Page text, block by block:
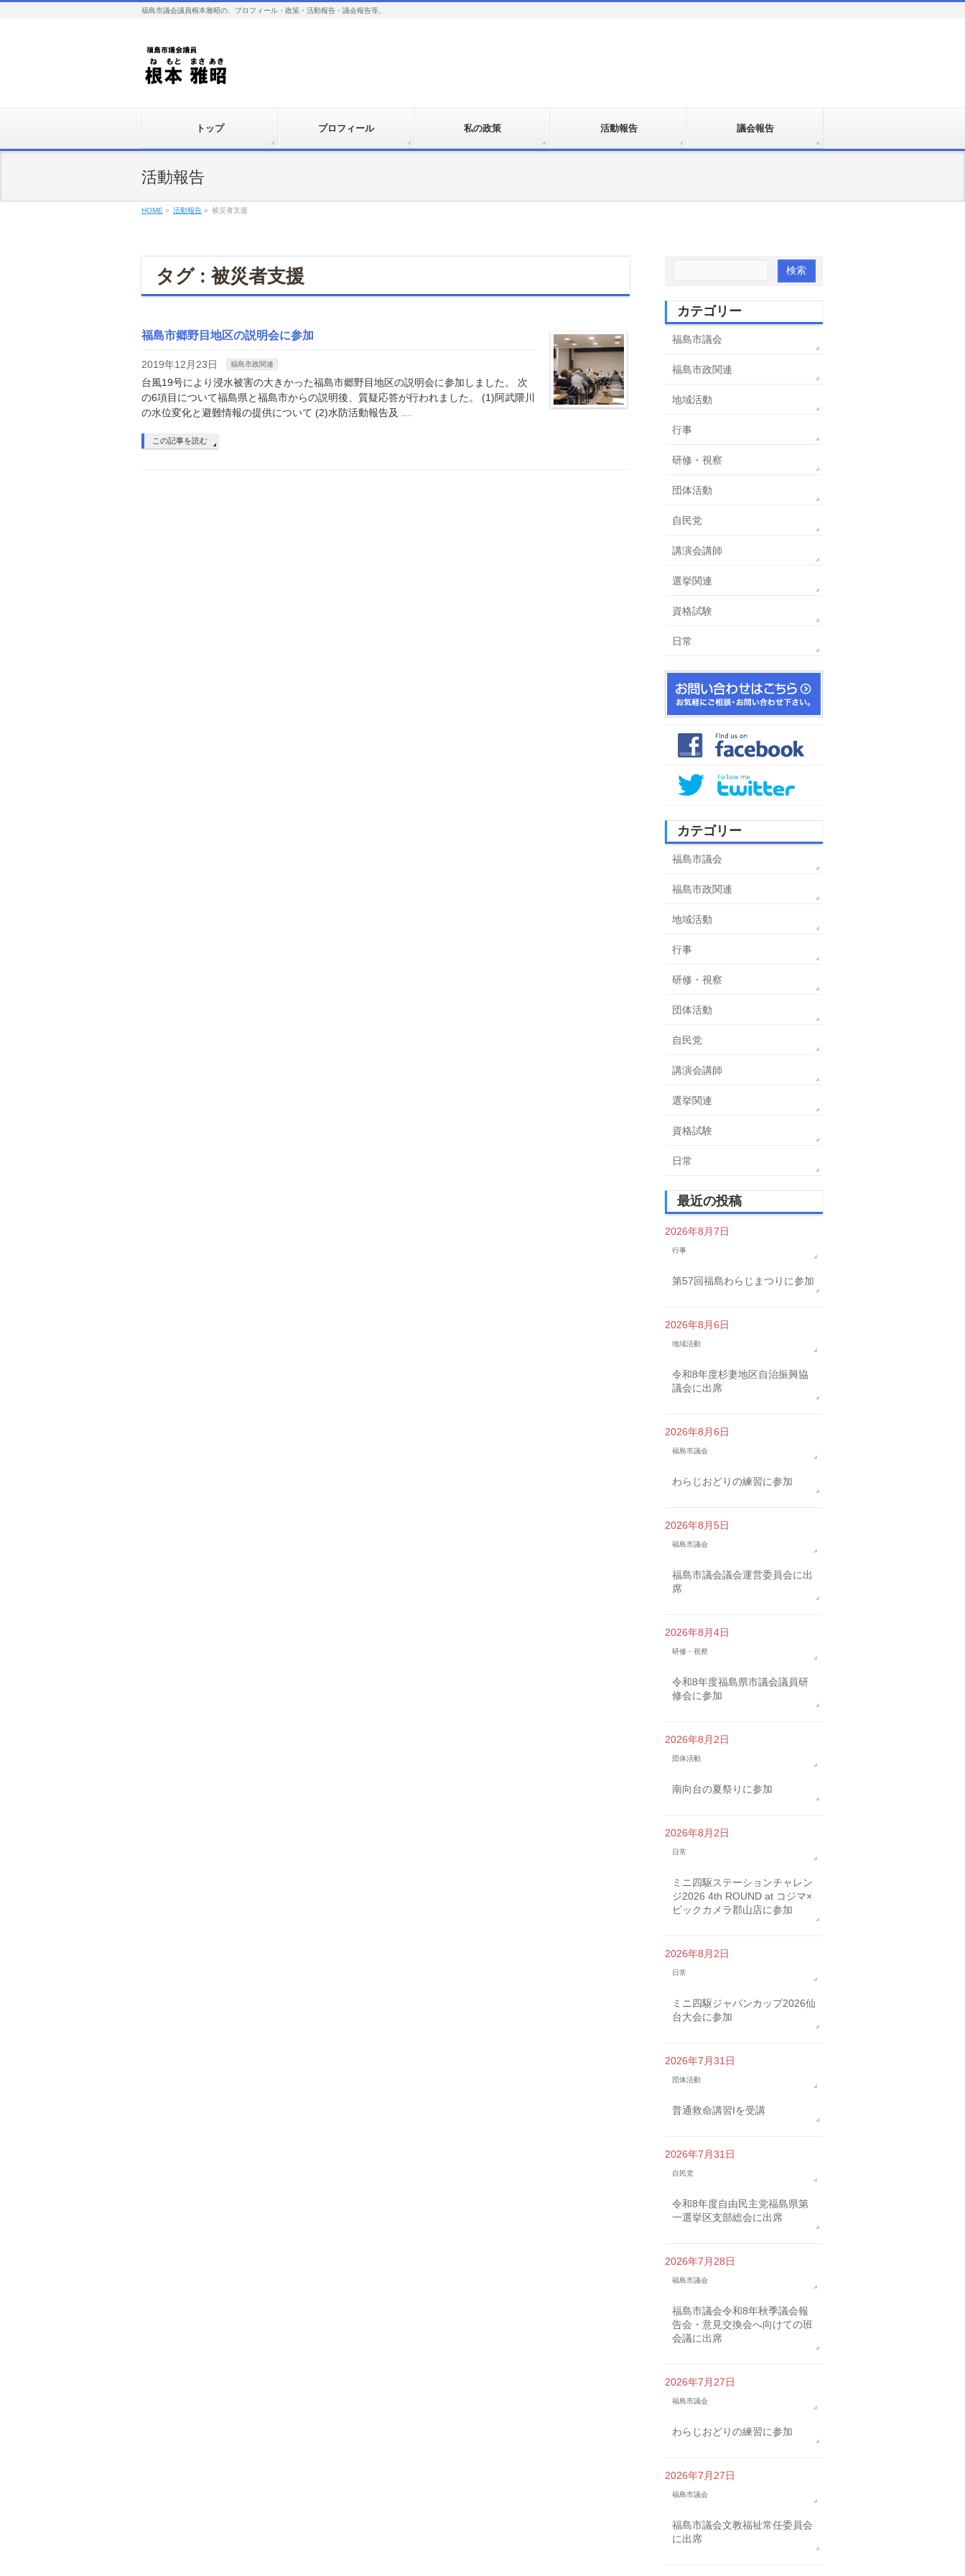
福島市議会議員根本雅昭の、プロフィール・政策・活動報告・議会報告等。
トップ プロフィール 私の政策 活動報告 議会報告
活動報告
HOME » 活動報告 » 被災者支援
タグ : 被災者支援
福島市郷野目地区の説明会に参加
2019年12月23日 福島市政関連
台風19号により浸水被害の大きかった福島市郷野目地区の説明会に参加しました。 次
の6項目について福島県と福島市からの説明後、質疑応答が行われました。 (1)阿武隈川
の水位変化と避難情報の提供について (2)水防活動報告及 …
この記事を読む
カテゴリー
福島市議会
福島市政関連
地域活動
行事
研修・視察
団体活動
自民党
講演会講師
選挙関連
資格試験
日常
カテゴリー
福島市議会
福島市政関連
地域活動
行事
研修・視察
団体活動
自民党
講演会講師
選挙関連
資格試験
日常
最近の投稿
2026年8月7日
行事
第57回福島わらじまつりに参加
2026年8月6日
地域活動
令和8年度杉妻地区自治振興協
議会に出席
2026年8月6日
福島市議会
わらじおどりの練習に参加
2026年8月5日
福島市議会
福島市議会議会運営委員会に出
席
2026年8月4日
研修・視察
令和8年度福島県市議会議員研
修会に参加
2026年8月2日
団体活動
南向台の夏祭りに参加
2026年8月2日
日常
ミニ四駆ステーションチャレン
ジ2026 4th ROUND at コジマ×
ビックカメラ郡山店に参加
2026年8月2日
日常
ミニ四駆ジャパンカップ2026仙
台大会に参加
2026年7月31日
団体活動
普通救命講習Iを受講
2026年7月31日
自民党
令和8年度自由民主党福島県第
一選挙区支部総会に出席
2026年7月28日
福島市議会
福島市議会令和8年秋季議会報
告会・意見交換会へ向けての班
会議に出席
2026年7月27日
福島市議会
わらじおどりの練習に参加
2026年7月27日
福島市議会
福島市議会文教福祉常任委員会
に出席